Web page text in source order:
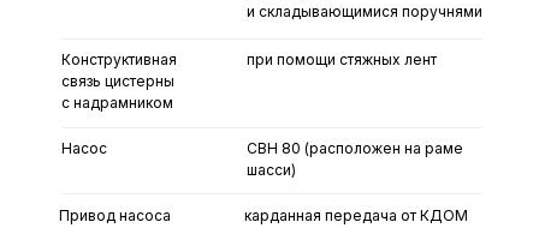
Конструктивная
связь цистерны
с надрамником
и складывающимися поручнями
при помощи стяжных лент
Насос
СВН 80 (расположен на раме
шасси)
Привод насоса карданная передача от КДОМ
Доработка шасси для
перевозки ЛВЖ УРАЛ
Next 6х6